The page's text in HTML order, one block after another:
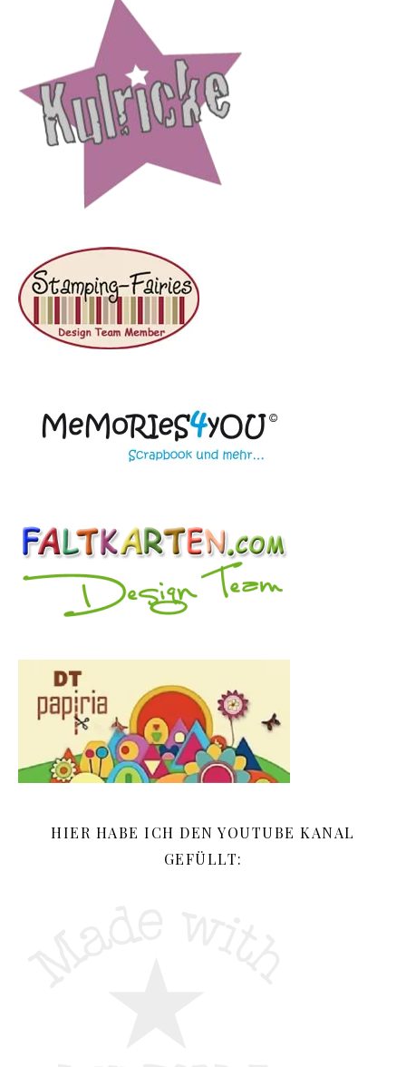
HIER HABE ICH DEN YOUTUBE KANAL
GEFÜLLT: